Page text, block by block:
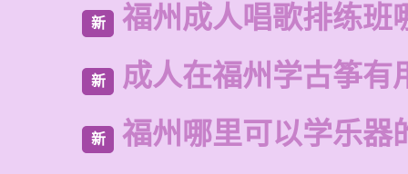
新 福州成人唱歌排练班
新 成人在福州学古筝有
新 福州哪里可以学乐器